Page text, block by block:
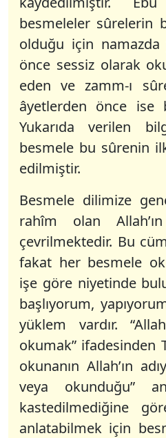
besmeleler sûrelerin
olduğu için namazda
önce sessiz olarak
eden ve zamm-ı
âyetlerden önce ise
Yukarıda verilen
besmele bu sûrenin
edilmiştir.
Besmele dilimize
rahîm olan
çevrilmektedir. Bu
fakat her besmele
işe göre niyetinde
başlıyorum,
yüklem vardır.
okumak” ifadesinden
okunanın Allah’ın
veya okunduğu”
kastedilmediğine
anlatabilmek için